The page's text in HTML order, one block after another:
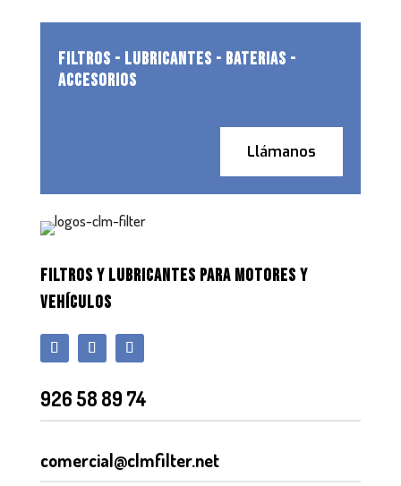
FILTROS - LUBRICANTES - BATERIAS -
ACCESORIOS
Llámanos
FILTROS Y LUBRICANTES PARA MOTORES Y
VEHÍCULOS
926 58 89 74
comercial@clmfilter.net